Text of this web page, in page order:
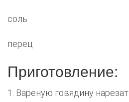
соль
перец
Приготовление:
1. Вареную говядину